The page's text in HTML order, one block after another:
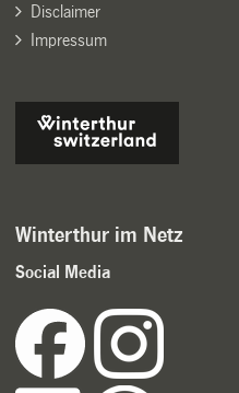
Disclaimer
Impressum
Winterthur im Netz
Social Media